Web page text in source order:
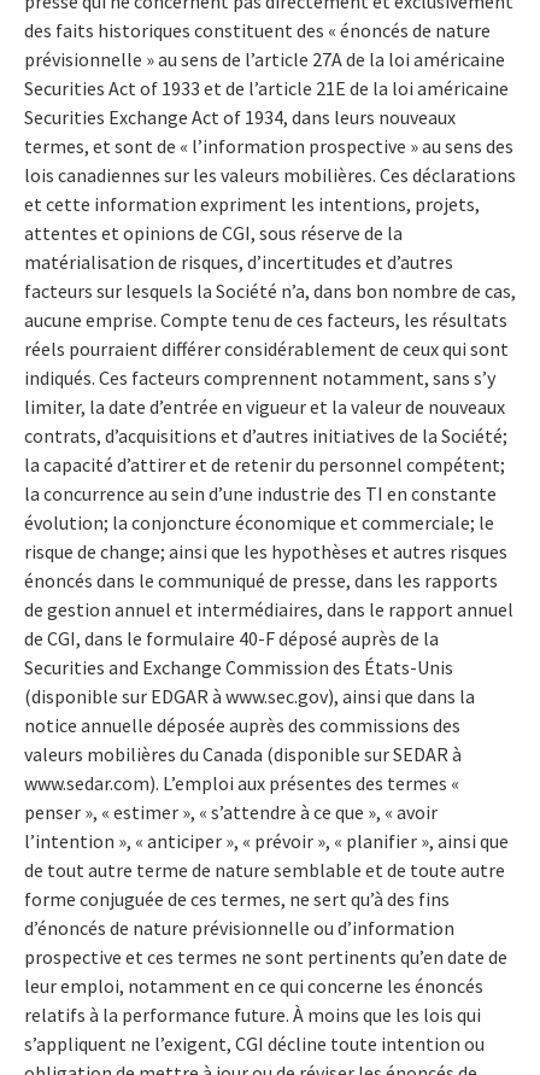
des faits historiques constituent des « énoncés de nature
prévisionnelle » au sens de l’article 27A de la loi américaine
Securities Act of 1933 et de l’article 21E de la loi américaine
Securities Exchange Act of 1934, dans leurs nouveaux
termes, et sont de « l’information prospective » au sens des
lois canadiennes sur les valeurs mobilières. Ces déclarations
et cette information expriment les intentions, projets,
attentes et opinions de CGI, sous réserve de la
matérialisation de risques, d’incertitudes et d’autres
facteurs sur lesquels la Société n’a, dans bon nombre de cas,
aucune emprise. Compte tenu de ces facteurs, les résultats
réels pourraient différer considérablement de ceux qui sont
indiqués. Ces facteurs comprennent notamment, sans s’y
limiter, la date d’entrée en vigueur et la valeur de nouveaux
contrats, d’acquisitions et d’autres initiatives de la Société;
la capacité d’attirer et de retenir du personnel compétent;
la concurrence au sein d’une industrie des TI en constante
évolution; la conjoncture économique et commerciale; le
risque de change; ainsi que les hypothèses et autres risques
énoncés dans le communiqué de presse, dans les rapports
de gestion annuel et intermédiaires, dans le rapport annuel
de CGI, dans le formulaire 40-F déposé auprès de la
Securities and Exchange Commission des États-Unis
(disponible sur EDGAR à www.sec.gov), ainsi que dans la
notice annuelle déposée auprès des commissions des
valeurs mobilières du Canada (disponible sur SEDAR à
www.sedar.com). L’emploi aux présentes des termes «
penser », « estimer », « s’attendre à ce que », « avoir
l’intention », « anticiper », « prévoir », « planifier », ainsi que
de tout autre terme de nature semblable et de toute autre
forme conjuguée de ces termes, ne sert qu’à des fins
d’énoncés de nature prévisionnelle ou d’information
prospective et ces termes ne sont pertinents qu’en date de
leur emploi, notamment en ce qui concerne les énoncés
relatifs à la performance future. À moins que les lois qui
s’appliquent ne l’exigent, CGI décline toute intention ou